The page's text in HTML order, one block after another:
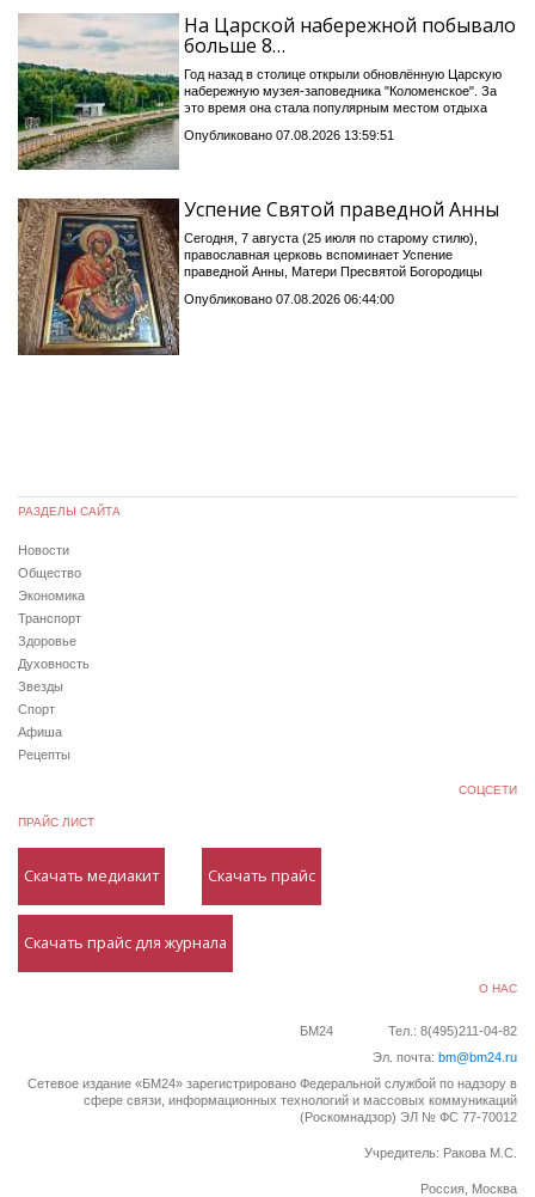
На Царской набережной побывало
больше 8…
Год назад в столице открыли обновлённую Царскую
набережную музея-заповедника "Коломенское". За
это время она стала популярным местом отдыха
Опубликовано 07.08.2026 13:59:51
Успение Святой праведной Анны
Сегодня, 7 августа (25 июля по старому стилю),
православная церковь вспоминает Успение
праведной Анны, Матери Пресвятой Богородицы
Опубликовано 07.08.2026 06:44:00
РАЗДЕЛЫ САЙТА
Новости
Общество
Экономика
Транспорт
Здоровье
Духовность
Звезды
Спорт
Афиша
Рецепты
СОЦСЕТИ
ПРАЙС ЛИСТ
Скачать медиакит Скачать прайс
Скачать прайс для журнала
О НАС
БМ24
Тел.: 8(495)211-04-82
Эл. почта: bm@bm24.ru
Сетевое издание «БМ24» зарегистрировано Федеральной службой по надзору в
сфере связи, информационных технологий и массовых коммуникаций
(Роскомнадзор) ЭЛ № ФС 77-70012
Учредитель: Ракова М.С.
Россия, Москва